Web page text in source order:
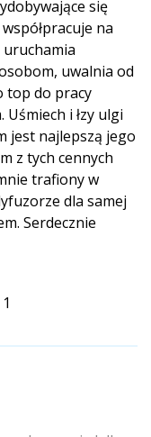
się
na
uwalnia od
top do pracy
Uśmiech i łzy ulgi
jest najlepszą jego
z tych cennych
trafiony w
dla samej
Serdecznie